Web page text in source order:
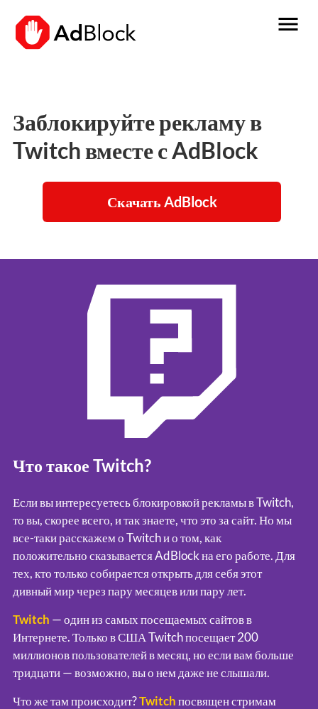
menu
Заблокируйте рекламу в
Twitch вместе с AdBlock
Скачать AdBlock
Что такое Twitch?
Если вы интересуетесь блокировкой рекламы в Twitch,
то вы, скорее всего, и так знаете, что это за сайт.Но мы
все-таки расскажем о Twitch и о том, как
положительно сказывается AdBlock на его работе. Для
тех, кто только собирается открыть для себя этот
дивный мир через пару месяцев или пару лет.
Twitch — один из самых посещаемых сайтов в
Интернете.Только в США Twitch посещает 200
миллионов пользователей в месяц, но если вам больше
тридцати — возможно, вы о нем даже не слышали.
Что же там происходит?Twitchпосвящен стримам